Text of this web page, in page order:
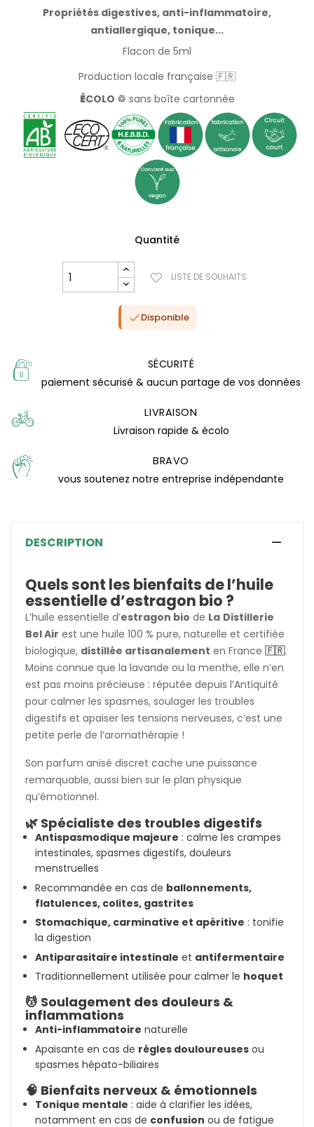
Propriétés digestives, anti-inflammatoire,
antiallergique, tonique...
Flacon de 5ml
Production locale française 🇫🇷
ÉCOLO ♲ sans boîte cartonnée
Quantité
LISTE DE SOUHAITS
Disponible
SÉCURITÉ
paiement sécurisé & aucun partage de vos données
LIVRAISON
Livraison rapide & écolo
BRAVO
vous soutenez notre entreprise indépendante
DESCRIPTION
Quels sont les bienfaits de l’huile
essentielle d’estragon bio ?
L’huile essentielle d’estragon bio de La Distillerie
Bel Air est une huile 100 % pure, naturelle et certifiée
biologique, distillée artisanalement en France 🇫🇷.
Moins connue que la lavande ou la menthe, elle n’en
est pas moins précieuse : réputée depuis l’Antiquité
pour calmer les spasmes, soulager les troubles
digestifs et apaiser les tensions nerveuses, c’est une
petite perle de l’aromathérapie !
Son parfum anisé discret cache une puissance
remarquable, aussi bien sur le plan physique
qu’émotionnel.
🌿 Spécialiste des troubles digestifs
Antispasmodique majeure : calme les crampes
intestinales, spasmes digestifs, douleurs
menstruelles
Recommandée en cas de ballonnements,
flatulences, colites, gastrites
Stomachique, carminative et apéritive : tonifie
la digestion
Antiparasitaire intestinale et antifermentaire
Traditionnellement utilisée pour calmer le hoquet
💆 Soulagement des douleurs &
inflammations
Anti-inflammatoire naturelle
Apaisante en cas de règles douloureuses ou
spasmes hépato-biliaires
🧠 Bienfaits nerveux & émotionnels
Tonique mentale : aide à clarifier les idées,
notamment en cas de confusion ou de fatigue